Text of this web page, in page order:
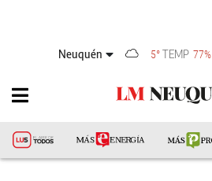
Neuquén 5° TEMP 77%